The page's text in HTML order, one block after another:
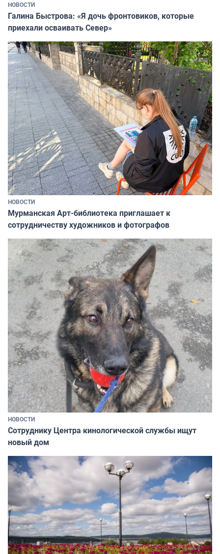
НОВОСТИ
Галина Быстрова: «Я дочь фронтовиков, которые
приехали осваивать Север»
НОВОСТИ
Мурманская Арт-библиотека приглашает к
сотрудничеству художников и фотографов
НОВОСТИ
Сотруднику Центра кинологической службы ищут
новый дом